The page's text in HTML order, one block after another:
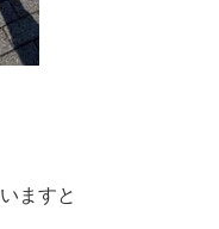
ますと